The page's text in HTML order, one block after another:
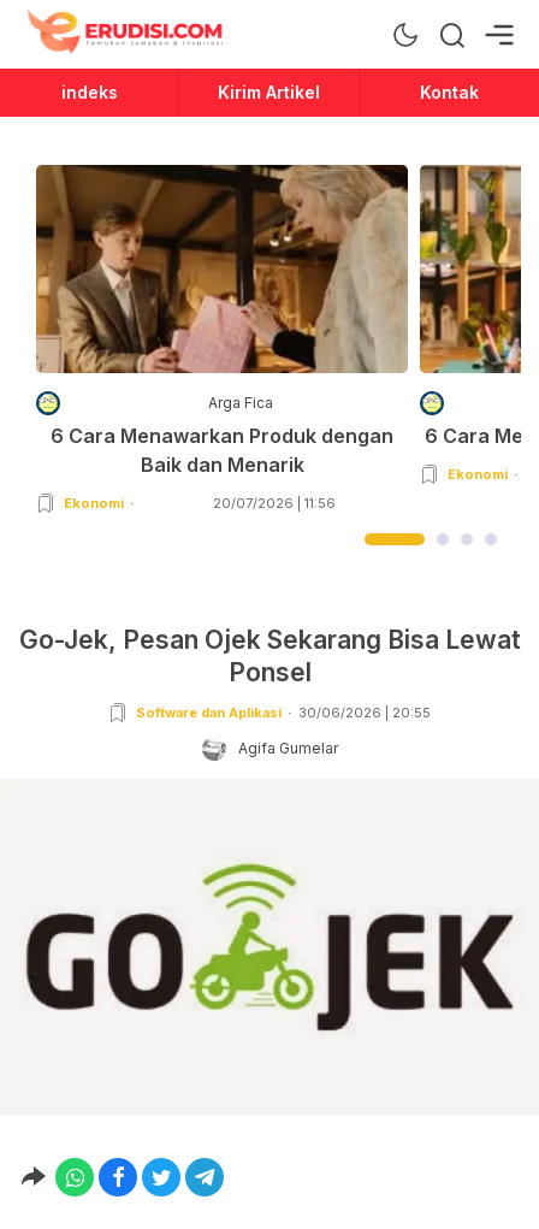
Erudisi
Temukan Jawaban dan Inspirasi
indeks Kirim Artikel Kontak
Arga Fica
6 Cara Menawarkan Produk dengan
Baik dan Menarik
Ekonomi 20/07/2026 | 11:56
6 Cara
Ekonomi
Go-Jek, Pesan Ojek Sekarang Bisa Lewat
Ponsel
Software dan Aplikasi 30/06/2026 | 20:55
Agifa Gumelar